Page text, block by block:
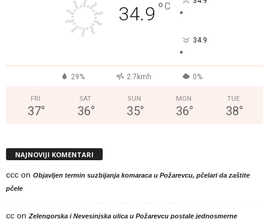
34.9 °C
°
34.9
°
29% 2.7kmh 0%
FRI
37°
SAT
36°
SUN
35°
MON
36°
TUE
38°
NAJNOVIJI KOMENTARI
ccc on Objavljen termin suzbijanja komaraca u Požarevcu, pčelari da zaštite
pčele
cc onZelengorska i Nevesinjska ulica u Požarevcu postale jednosmerne